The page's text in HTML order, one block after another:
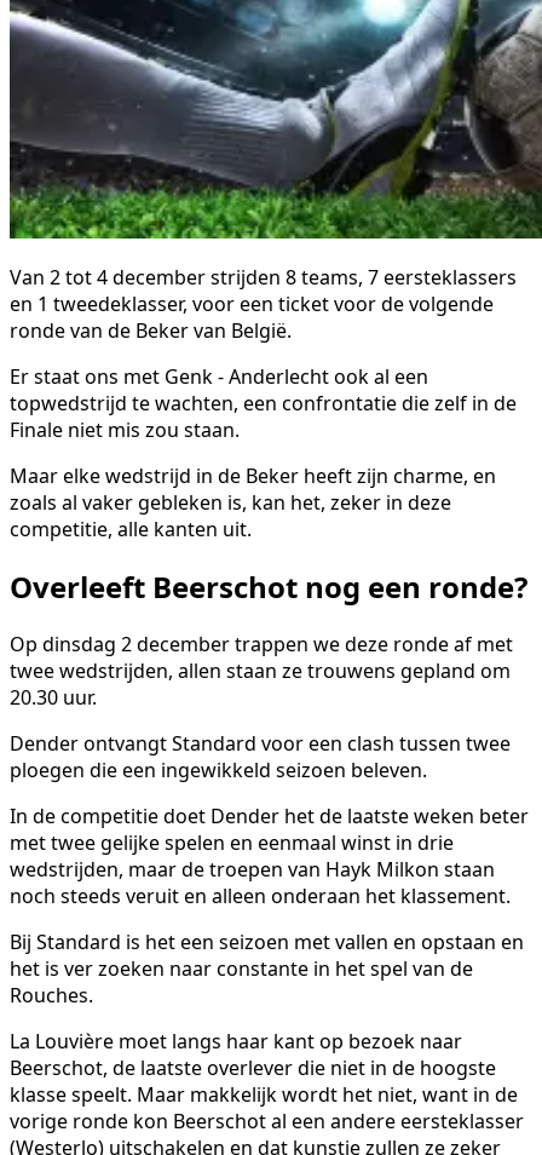
Van 2 tot 4 december strijden 8 teams, 7 eersteklassers
en 1 tweedeklasser, voor een ticket voor de volgende
ronde van de Beker van België.
Er staat ons met Genk - Anderlecht ook al een
topwedstrijd te wachten, een confrontatie die zelf in de
Finale niet mis zou staan.
Maar elke wedstrijd in de Beker heeft zijn charme, en
zoals al vaker gebleken is, kan het, zeker in deze
competitie, alle kanten uit.
Overleeft Beerschot nog een ronde?
Op dinsdag 2 december trappen we deze ronde af met
twee wedstrijden, allen staan ze trouwens gepland om
20.30 uur.
Dender ontvangt Standard voor een clash tussen twee
ploegen die een ingewikkeld seizoen beleven.
In de competitie doet Dender het de laatste weken beter
met twee gelijke spelen en eenmaal winst in drie
wedstrijden, maar de troepen van Hayk Milkon staan
noch steeds veruit en alleen onderaan het klassement.
Bij Standard is het een seizoen met vallen en opstaan en
het is ver zoeken naar constante in het spel van de
Rouches.
La Louvière moet langs haar kant op bezoek naar
Beerschot, de laatste overlever die niet in de hoogste
klasse speelt. Maar makkelijk wordt het niet, want in de
vorige ronde kon Beerschot al een andere eersteklasser
(Westerlo) uitschakelen en dat kunstje zullen ze zeker